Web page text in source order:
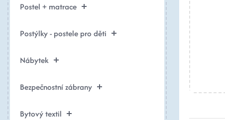
Postel + matrace
Postýlky - postele pro děti
Nábytek
Bezpečnostní zábrany
Bytový textil